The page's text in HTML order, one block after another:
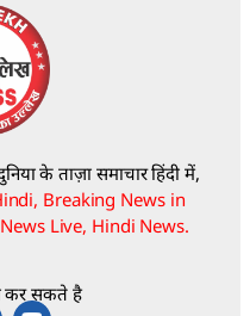
के ताज़ा समाचार हिंदी में,
Breaking News in
Live, Hindi News.
कर सकते है